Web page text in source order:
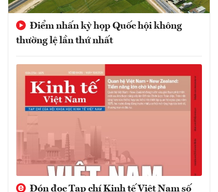
Điểm nhấn kỳ họp Quốc hội không
thường lệ lần thứ nhất
Đón đọc Tạp chí Kinh tế Việt Nam số